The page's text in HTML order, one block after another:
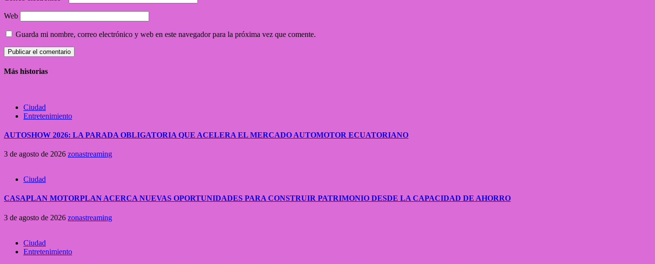
Web
Guarda mi nombre, correo electrónico y web en este navegador para la próxima vez que comente.
Más historias
Ciudad
Entretenimiento
AUTOSHOW 2026: LA PARADA OBLIGATORIA QUE ACELERA EL MERCADO AUTOMOTOR ECUATORIANO
3 de agosto de 2026 zonastreaming
Ciudad
CASAPLAN MOTORPLAN ACERCA NUEVAS OPORTUNIDADES PARA CONSTRUIR PATRIMONIO DESDE LA CAPACIDAD DE AHORRO
3 de agosto de 2026 zonastreaming
Ciudad
Entretenimiento